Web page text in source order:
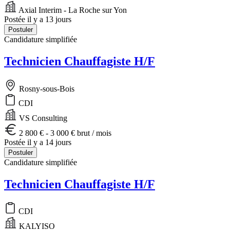
Axial Interim - La Roche sur Yon
Postée il y a 13 jours
Postuler
Candidature simplifiée
Technicien Chauffagiste H/F
Rosny-sous-Bois
CDI
VS Consulting
2 800 € - 3 000 € brut / mois
Postée il y a 14 jours
Postuler
Candidature simplifiée
Technicien Chauffagiste H/F
CDI
KALYISO